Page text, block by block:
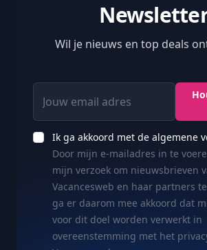
Wil je nieuws en top deals
Jouw email adres
Ik ga akkoord met de algemene
Door mijn e-mailadres in te
mijn verzoek om nieuwsbrieven
Vacancesweb en haar partners
ga er daarom mee akkoord dat
voor dit doel worden verwerkt in
overeenstemming met het